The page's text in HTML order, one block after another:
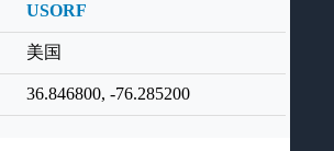
USORF
美国
36.846800, -76.285200